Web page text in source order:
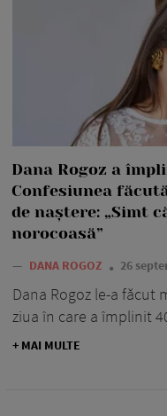
Dana Rogoz a
Confesiunea
de naștere: „Simt
norocoasă”
— DANA ROGOZ 26
Dana Rogoz le-a făcut
ziua în care a împlinit
+ MAI MULTE